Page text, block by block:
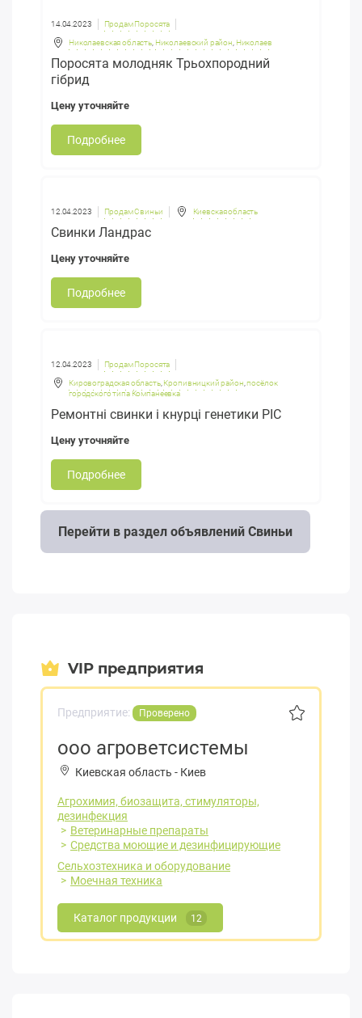
14.04.2023 Продам Поросята
Николаевская область Николаевский район Николаев
Поросята молодняк Трьохпородний
гібрид
Цену уточняйте
Подробнее
12.04.2023 Продам Свиньи Киевская область
Свинки Ландрас
Цену уточняйте
Подробнее
12.04.2023 Продам Поросята
Кировоградская область, Кропивницкий район ,посёлок
городского типа Компанеевка
Ремонтні свинки і кнурці генетики PIC
Цену уточняйте
Подробнее
Перейти в раздел объявлений Свиньи
VIP предприятия
Предприятие: Проверено
ооо агроветсистемы
Киевская область - Киев
Агрохимия, биозащита, стимуляторы,
дезинфекция
Ветеринарные препараты
Средства моющие и дезинфицирующие
Сельхозтехника и оборудование
Моечная техника
Каталог продукции 12